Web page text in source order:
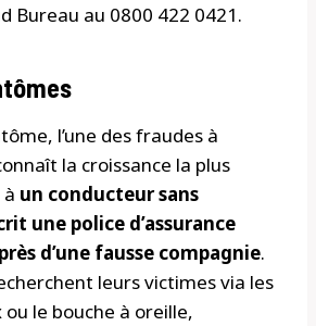
Bureau au 0800 422 0421.
l’une des fraudes à
la croissance la plus
un conducteur sans
une police d’assurance
d’une fausse compagnie.
leurs victimes via les
le bouche à oreille,